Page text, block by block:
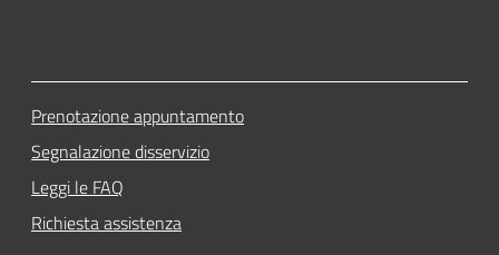
Prenotazione appuntamento
Segnalazione disservizio
Leggi le FAQ
Richiesta assistenza